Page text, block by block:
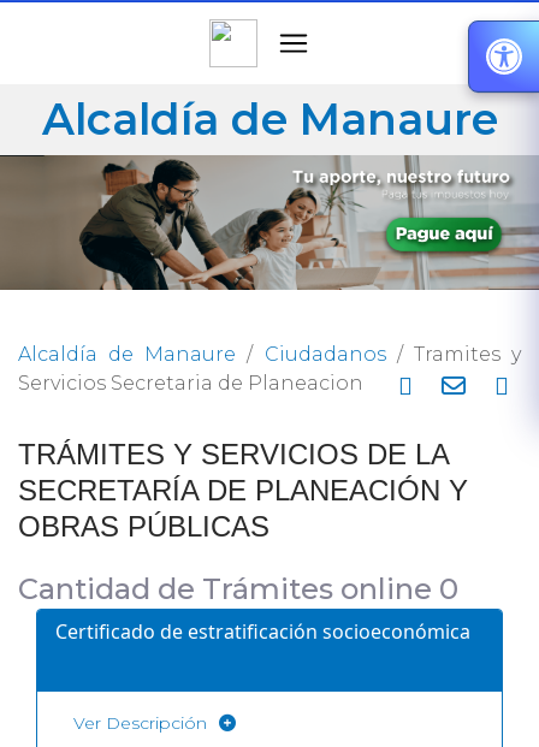
Alcaldía de Manaure
Alcaldía de Manaure / Ciudadanos/ Tramites y
Servicios Secretaria de Planeacion
​TRÁ​MITES Y SERVICIOS DE LA
SECRETARÍA DE PLANEACIÓN Y
OBRAS PÚBLICAS
Cantidad de Trámites online 0
Certificado de estratificación socioeconómica
Ver Descripción